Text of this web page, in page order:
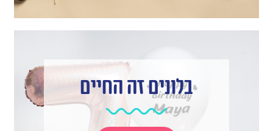
בלונים זה החיים